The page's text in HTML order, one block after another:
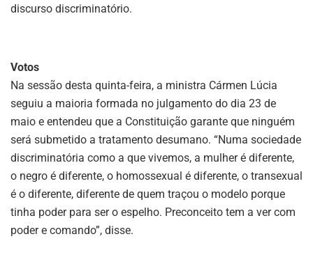
discurso discriminatório.
Votos
Na sessão desta quinta-feira, a ministra Cármen Lúcia
seguiu a maioria formada no julgamento do dia 23 de
maio e entendeu que a Constituição garante que ninguém
será submetido a tratamento desumano. “Numa sociedade
discriminatória como a que vivemos, a mulher é diferente,
o negro é diferente, o homossexual é diferente, o transexual
é o diferente, diferente de quem traçou o modelo porque
tinha poder para ser o espelho. Preconceito tem a ver com
poder e comando”, disse.